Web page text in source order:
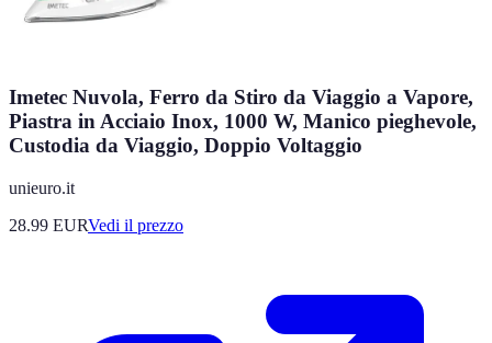
Imetec Nuvola, Ferro da Stiro da Viaggio a Vapore,
Piastra in Acciaio Inox, 1000 W, Manico pieghevole,
Custodia da Viaggio, Doppio Voltaggio
unieuro.it
28.99 EURVedi il prezzo